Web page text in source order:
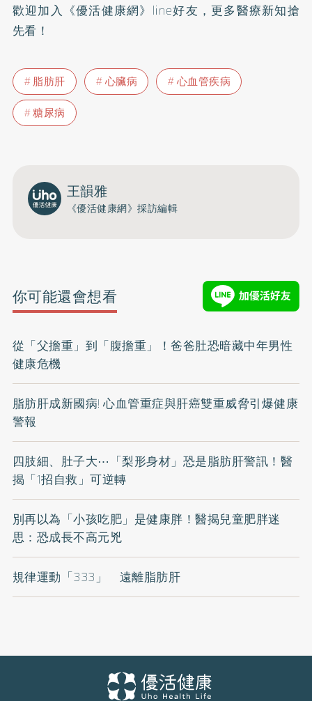
歡迎加入 《優活健康網》line好友 ，更多醫療新知搶
先看！
脂肪肝 心臟病
心血管疾病
糖尿病
王韻雅
《優活健康網》採訪編輯
你可能還會想看
從「父擔重」到「腹擔重」！爸爸肚恐暗藏中年男性
健康危機
脂肪肝成新國病! 心血管重症與肝癌雙重威脅引爆健康
警報
四肢細、肚子大⋯「梨形身材」恐是脂肪肝警訊！醫
揭「1招自救」可逆轉
別再以為「小孩吃肥」是健康胖！醫揭兒童肥胖迷
思：恐成長不高元兇
規律運動「333」 遠離脂肪肝